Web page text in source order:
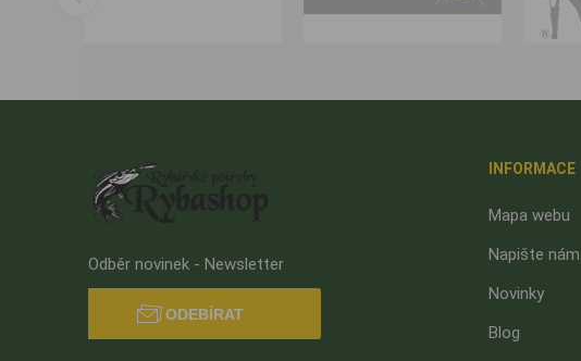
Odběr novinek - Newsletter
ODEBÍRAT
INFORMACE
Mapa webu
Napište nám
Novinky
Blog